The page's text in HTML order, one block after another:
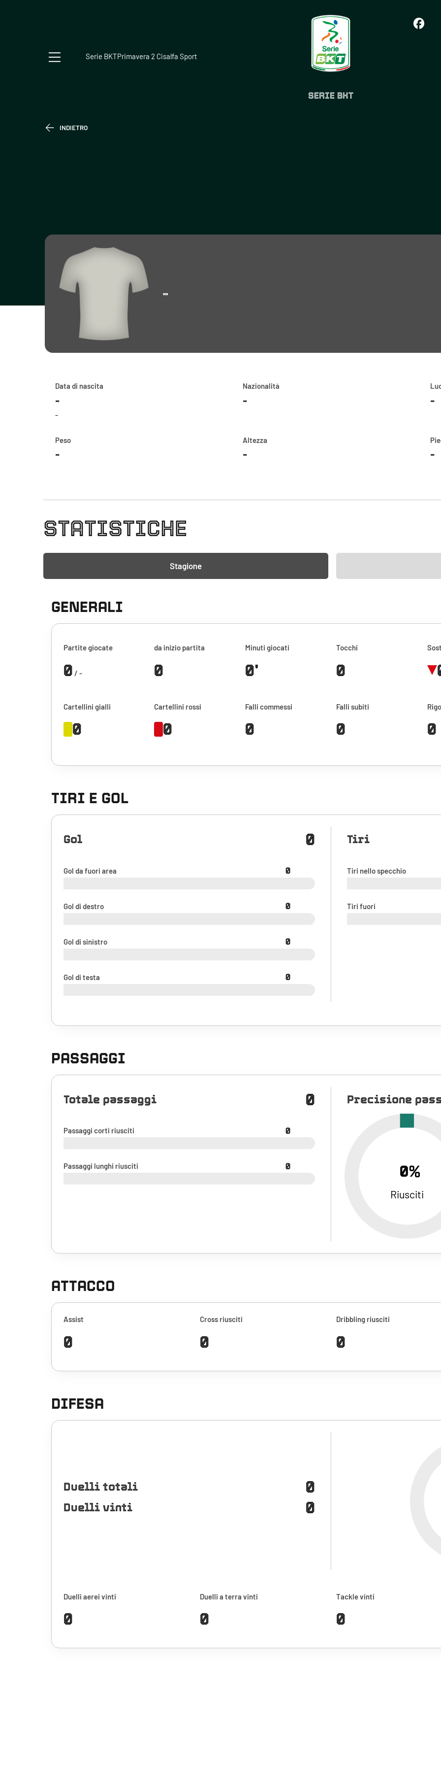
SERIE BKT
Serie BKTPrimavera 2 Cisalfa Sport
INDIETRO
-
Data di nascita
-
-
Nazionalità
- -
Peso
-
Altezza
- -
STATISTICHE
Stagione
GENERALI
Partite giocate
0 / -
da inizio partita
0
Minuti giocati
0'
Tocchi
0
Cartellini gialli
0
Cartellini rossi
0
Falli commessi
0
Falli subiti
0 0
TIRI E GOL
Gol 0
Gol da fuori area 0
Gol di destro 0
Gol di sinistro 0
Gol di testa 0
Tiri
Tiri nello specchio
Tiri fuori
PASSAGGI
Totale passaggi 0
Passaggi corti riusciti 0
Passaggi lunghi riusciti 0
Precisione
0%
Riusciti
ATTACCO
Assist
0
Cross riusciti
0
Dribbling riusciti
0
DIFESA
Duelli totali 0
Duelli vinti 0
Duelli aerei vinti
0
Duelli a terra vinti
0
Tackle vinti
0